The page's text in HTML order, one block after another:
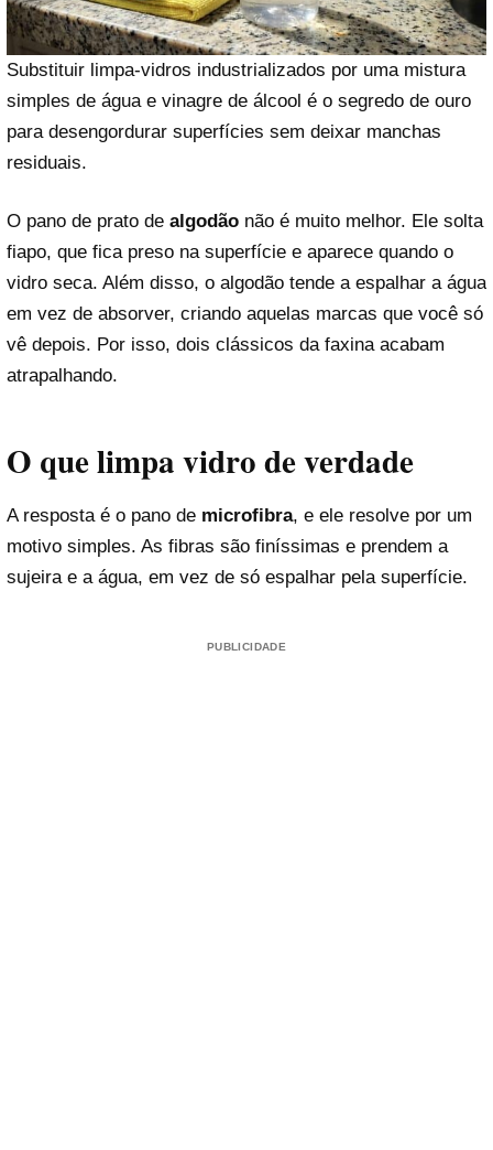
Substituir limpa-vidros industrializados por uma mistura
simples de água e vinagre de álcool é o segredo de ouro
para desengordurar superfícies sem deixar manchas
residuais.
O pano de prato de algodão não é muito melhor. Ele solta
fiapo, que fica preso na superfície e aparece quando o
vidro seca. Além disso, o algodão tende a espalhar a água
em vez de absorver, criando aquelas marcas que você só
vê depois. Por isso, dois clássicos da faxina acabam
atrapalhando.
O que limpa vidro de verdade
A resposta é o pano de microfibra, e ele resolve por um
motivo simples. As fibras são finíssimas e prendem a
sujeira e a água, em vez de só espalhar pela superfície.
PUBLICIDADE